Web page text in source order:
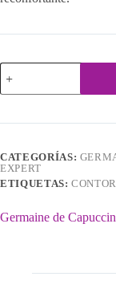
Gel
de
Agua
Rostro/Ojos
CATEGORÍAS:
EXPERT
ETIQUETAS:
Germaine de